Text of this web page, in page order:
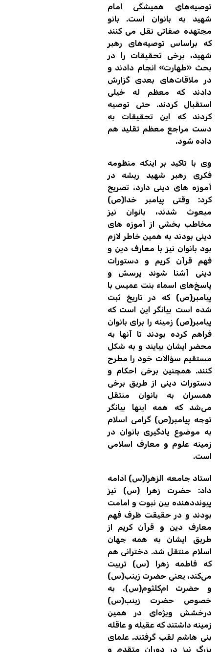
توصیه‌های همیشگی امام
شهید به بانوان است. بانو
مجتهده صفاتی نقل می کنند
که براساس توصیه‌های رهبر
شهید، برخی تحقیقات را در
بحث «طهارت» انجام دادند و
در ملاقات‌های بعدی گزارش
دادند که معظم له خیلی
استقبال کردند. حتی توصیه
کردند که این تحقیقات به
دست مراجع معظم تقلید هم
داده شود.
وی با تاکید بر اینکه منظومه
فکری رهبر شهید ریشه در
آموزه های دینی دارد، تصریح
کرد: وقتی پیامبر خدا(ص)‌
مبعوث شدند، بانوان نیز
مخاطب بخشی از آموزه های
دینی بودند به همین خاطر لازم
بود بانوان نیز با معارف دین و
فهم قرآن کریم و دستورات
دینی آشنا شوند پرسش و
پاسخ‌های اسماء بنت عمیس با
پیامبر(ص) که در تاریخ ثبت
شده است بیانگر این است که
پیامبر(ص) زمینه را برای بانوان
فراهم کرده بودند تا آنها به
محضر ایشان بیایند و به شکل
مستقیم سؤالات خود را مطرح
کنند. همچنین برخی احکام و
دستورات دینی از طریق برخی
همسران به بانوان منتقل
می‌شد که همه اینها بیانگر
توجه پیامبر(ص) گرامی اسلام
به موضوع یادگیری بانوان در
زمینه علوم و معارف اسلامی
است.
استاد جامعه الزهرا(س) ادامه
داد: حضرت زهرا (س) نیز
پیونددهنده بین نبوت و امامت
بودند و در حقیقت ظرف فهم
معارف دین و قرآن کریم از
طریق ایشان به همه جهان
اسلام منتقل شد. دخترانی هم
که فاطمه زهرا (س) تربیت
می‌کند، یعنی حضرت زینب‌(س)
و حضرت ام‌کلثوم‌(س)، به
خصوص حضرت زینب(س)
درخشش ویژه‌ای در همین
زمینه داشتند که عقیله و عاقله
بنی هاشم لقب گرفتند. علمای
بزرگ نیز در دوران متقدم و